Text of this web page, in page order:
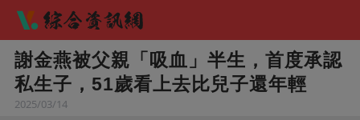
謝金燕被父親「吸血」半生，首度承認
私生子，51歲看上去比兒子還年輕
2025/03/14